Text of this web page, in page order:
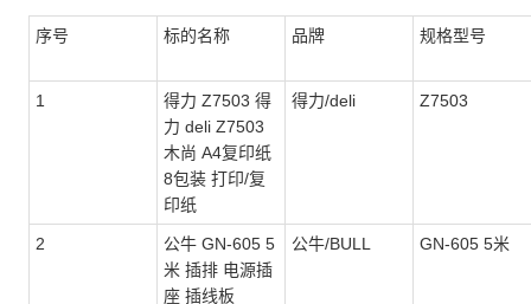
序号 标的名称 品牌 规格型号
1
得力 Z7503 得
力 deli Z7503
木尚 A4复印纸
8包装 打印/复
印纸
得力/deli Z7503
2
公牛 GN-605 5
米 插排 电源插
座 插线板
公牛/BULL GN-605 5米